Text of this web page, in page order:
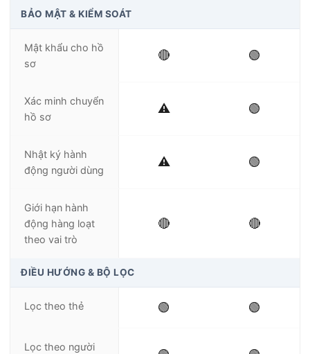
BẢO MẬT & KIỂM SOÁT
Mật khẩu cho hồ
sơ
🔴 🟢
Xác minh chuyển
hồ sơ
⚠️ 🟢
Nhật ký hành
động người dùng
⚠️ 🟢
Giới hạn hành
động hàng loạt
theo vai trò
🔴 🔴
ĐIỀU HƯỚNG & BỘ LỌC
Lọc theo thẻ 🟢 🟢
Lọc theo người